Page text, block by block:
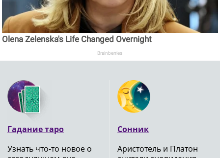
Olena Zelenska's Life Changed Overnight
Brainberries
Гадание таро
Узнать что-то новое о
Сонник
Аристотель и Платон